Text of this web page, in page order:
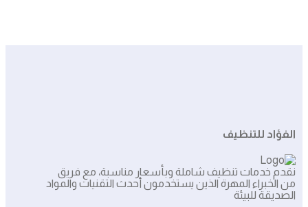
الفؤاد للتنظيف
نقدم خدمات تنظيف شاملة وبأسعار مناسبة، مع فريق
من الخبراء المهرة الذين يستخدمون أحدث التقنيات والمواد
الصديقة للبيئة